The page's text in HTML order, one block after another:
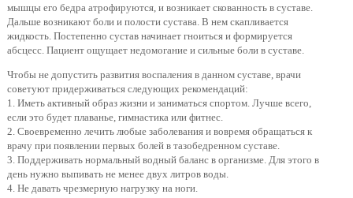
мышцы его бедра атрофируются, и возникает скованность в суставе.
Дальше возникают боли и полости сустава. В нем скапливается
жидкость. Постепенно сустав начинает гноиться и формируется
абсцесс. Пациент ощущает недомогание и сильные боли в суставе.
Чтобы не допустить развития воспаления в данном суставе, врачи
советуют придерживаться следующих рекомендаций:
1. Иметь активный образ жизни и заниматься спортом. Лучше всего,
если это будет плаванье, гимнастика или фитнес.
2. Своевременно лечить любые заболевания и вовремя обращаться к
врачу при появлении первых болей в тазобедренном суставе.
3. Поддерживать нормальный водный баланс в организме. Для этого в
день нужно выпивать не менее двух литров воды.
4. Не давать чрезмерную нагрузку на ноги.